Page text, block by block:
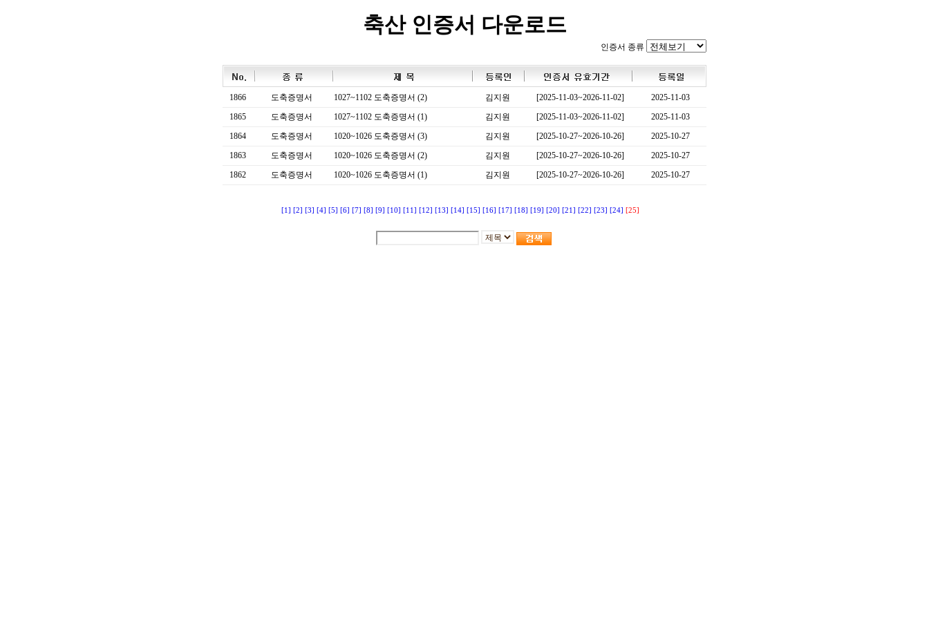
축산 인증서 다운로드
인증서 종류
1866 도축증명서 1027~1102 도축증명서 (2) 김지원 [2025-11-03~2026-11-02]
2025-11-03
1865
도축증명서 1027~1102 도축증명서 (1) 김지원 [2025-11-03~2026-11-02]
2025-11-03
1864
도축증명서 1020~1026 도축증명서 (3) 김지원 [2025-10-27~2026-10-26]
2025-10-27
1863
도축증명서 1020~1026 도축증명서 (2) 김지원 [2025-10-27~2026-10-26]
2025-10-27
1862
도축증명서 1020~1026 도축증명서 (1) 김지원 [2025-10-27~2026-10-26] 2025-10-27
[1] [2] [3] [4] [5] [6] [7] [8] [9] [10] [11] [12] [13] [14] [15] [16] [17] [18] [19] [20] [21] [22] [23] [24] [25]